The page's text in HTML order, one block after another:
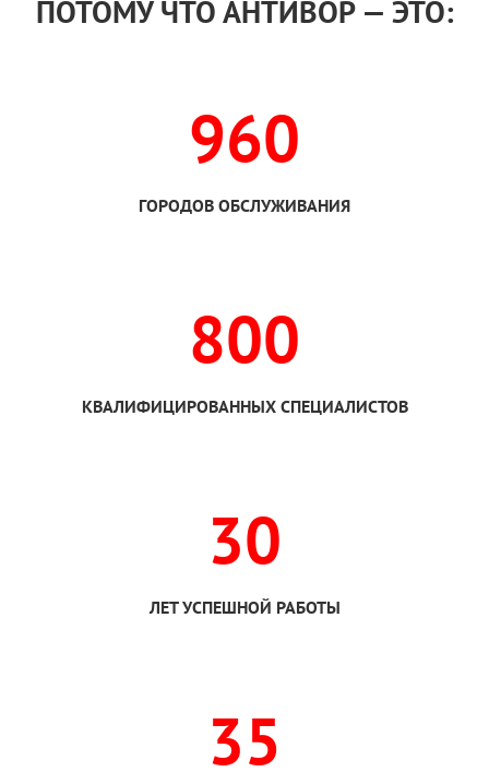
ПОТОМУ ЧТО АНТИВОР — ЭТО:
960
ГОРОДОВ ОБСЛУЖИВАНИЯ
800
КВАЛИФИЦИРОВАННЫХ СПЕЦИАЛИСТОВ
30
ЛЕТ УСПЕШНОЙ РАБОТЫ
35